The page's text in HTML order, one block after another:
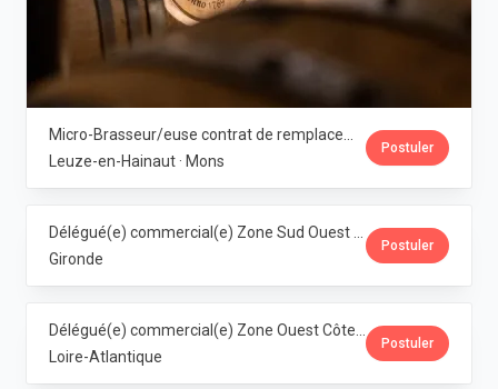
Leuze-en-Hainaut · Mons
Postuler
Gironde
Postuler
Loire-Atlantique
Postuler